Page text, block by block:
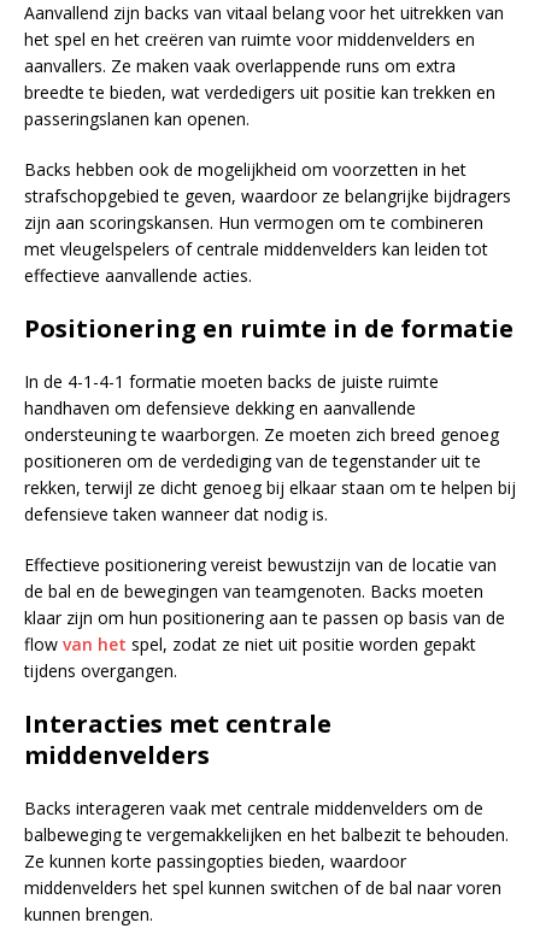
Aanvallend zijn backs van vitaal belang voor het uitrekken van
het spel en het creëren van ruimte voor middenvelders en
aanvallers. Ze maken vaak overlappende runs om extra
breedte te bieden, wat verdedigers uit positie kan trekken en
passeringslanen kan openen.
Backs hebben ook de mogelijkheid om voorzetten in het
strafschopgebied te geven, waardoor ze belangrijke bijdragers
zijn aan scoringskansen. Hun vermogen om te combineren
met vleugelspelers of centrale middenvelders kan leiden tot
effectieve aanvallende acties.
Positionering en ruimte in de formatie
In de 4-1-4-1 formatie moeten backs de juiste ruimte
handhaven om defensieve dekking en aanvallende
ondersteuning te waarborgen. Ze moeten zich breed genoeg
positioneren om de verdediging van de tegenstander uit te
rekken, terwijl ze dicht genoeg bij elkaar staan om te helpen bij
defensieve taken wanneer dat nodig is.
Effectieve positionering vereist bewustzijn van de locatie van
de bal en de bewegingen van teamgenoten. Backs moeten
klaar zijn om hun positionering aan te passen op basis van de
flow van het spel, zodat ze niet uit positie worden gepakt
tijdens overgangen.
Interacties met centrale
middenvelders
Backs interageren vaak met centrale middenvelders om de
balbeweging te vergemakkelijken en het balbezit te behouden.
Ze kunnen korte passingopties bieden, waardoor
middenvelders het spel kunnen switchen of de bal naar voren
kunnen brengen.